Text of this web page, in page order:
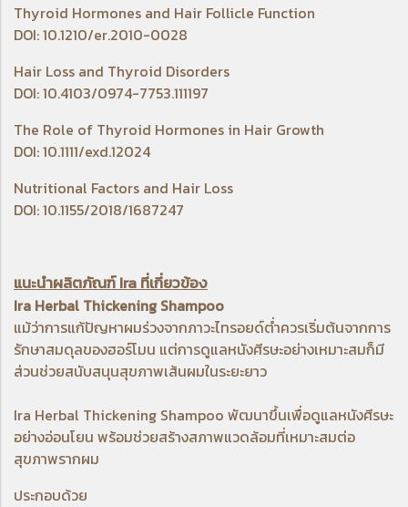
Thyroid Hormones and Hair Follicle Function
DOI: 10.1210/er.2010-0028
Hair Loss and Thyroid Disorders
DOI: 10.4103/0974-7753.111197
The Role of Thyroid Hormones in Hair Growth
DOI: 10.1111/exd.12024
Nutritional Factors and Hair Loss
DOI: 10.1155/2018/1687247
แนะนำผลิตภัณฑ์ Ira ที่เกี่ยวข้อง
Ira Herbal Thickening Shampoo
แม้ว่าการแก้ปัญหาผมร่วงจากภาวะไทรอยด์ต่ำควรเริ่มต้นจากการ
รักษาสมดุลของฮอร์โมน แต่การดูแลหนังศีรษะอย่างเหมาะสมก็มี
ส่วนช่วยสนับสนุนสุขภาพเส้นผมในระยะยาว
Ira Herbal Thickening Shampoo พัฒนาขึ้นเพื่อดูแลหนังศีรษะ
อย่างอ่อนโยน พร้อมช่วยสร้างสภาพแวดล้อมที่เหมาะสมต่อ
สุขภาพรากผม
ประกอบด้วย